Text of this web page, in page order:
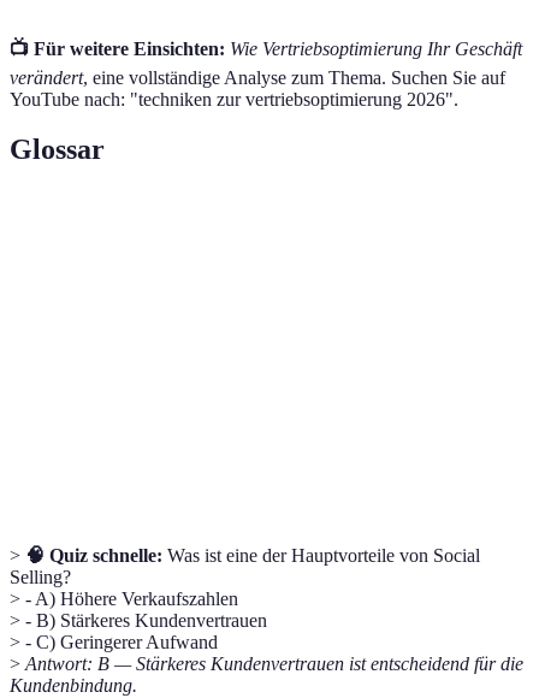
📺 Für weitere Einsichten: Wie Vertriebsoptimierung Ihr Geschäft
verändert, eine vollständige Analyse zum Thema. Suchen Sie auf
YouTube nach: "techniken zur vertriebsoptimierung 2026".
Glossar
> 🧠 Quiz schnelle: Was ist eine der Hauptvorteile von Social
Selling?
> - A) Höhere Verkaufszahlen
> - B) Stärkeres Kundenvertrauen
> - C) Geringerer Aufwand
>Antwort: B — Stärkeres Kundenvertrauen ist entscheidend für die
Kundenbindung.